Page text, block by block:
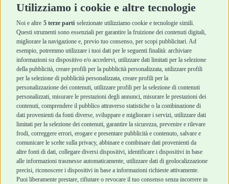
Utilizziamo i cookie e altre tecnologie
Noi e altre 5 terze parti selezionate utilizziamo cookie e tecnologie simili.
Questi strumenti sono essenziali per garantire la fruizione dei contenuti digitali,
migliorare la navigazione e, previo tuo consenso, per scopi pubblicitari. Ad
esempio, potremmo utilizzare i tuoi dati per le seguenti finalità: archiviare
informazioni su dispositivo e/o accedervi, utilizzare dati limitati per la selezione
della pubblicità, creare profili per la pubblicità personalizzata, utilizzare profili
per la selezione di pubblicità personalizzata, creare profili per la
personalizzazione dei contenuti, utilizzare profili per la selezione di contenuti
personalizzati, misurare le prestazioni degli annunci, misurare le prestazioni dei
contenuti, comprendere il pubblico attraverso statistiche o la combinazione di
dati provenienti da fonti diverse, sviluppare e migliorare i servizi, utilizzare dati
limitati per la selezione dei contenuti, garantire la sicurezza, prevenire e rilevare
frodi, correggere errori, erogare e presentare pubblicità e contenuto, salvare e
comunicare le scelte sulla privacy, abbinare e combinare dati provenienti da
altre fonti di dati, collegare diversi dispositivi, identificare i dispositivi in base
alle informazioni trasmesse automaticamente, utilizzare dati di geolocalizzazione
precisi, riconoscere i dispositivi in base a informazioni richieste attivamente.
Puoi liberamente prestare, rifiutare o revocare il tuo consenso senza incorrere in
Igiene e Pulizia
Accessori
Cani Mini
Top Quality
Igiene e Pulizia
Accessori
Top Quality
Robinson Pet Shop
Chi siamo
Punti vendita
Marchi
Blog
Assistenza Robinson
Pet Shop
Offerte
Promozioni
Recensioni Feedaty
Acquisti sicuri
Termini e condizioni
di vendita
Cashback
Metodi di
pagamento
Recesso e Reso
Spedizioni